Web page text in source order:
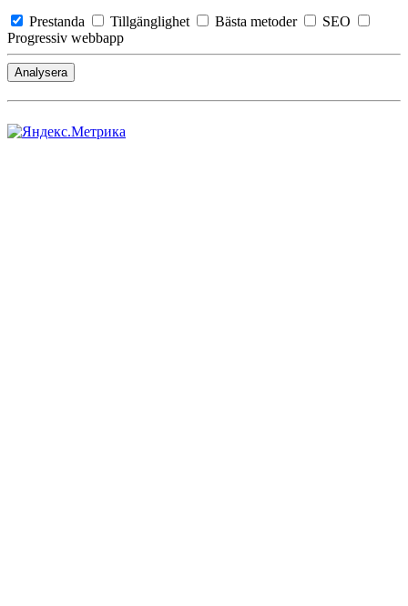
Prestanda Tillgänglighet Bästa metoder
SEO
Progressiv webbapp
Analysera